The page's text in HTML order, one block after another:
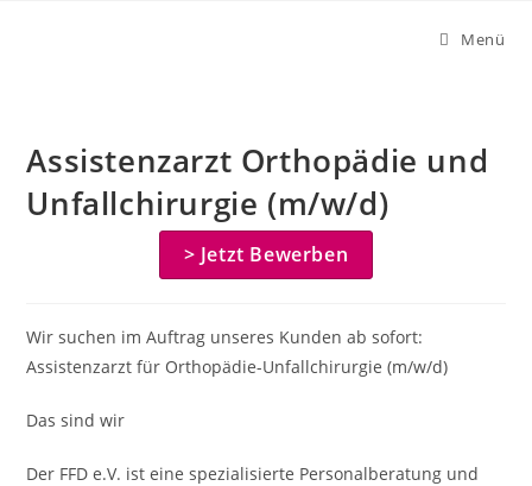
Menü
Assistenzarzt Orthopädie und
Unfallchirurgie (m/w/d)
> Jetzt Bewerben
Wir suchen im Auftrag unseres Kunden ab sofort:
Assistenzarzt für Orthopädie-Unfallchirurgie (m/w/d)
Das sind wir
Der FFD e.V. ist eine spezialisierte Personalberatung und